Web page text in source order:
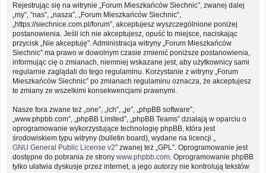
Rejestrując się na witrynie „Forum Mieszkańców Siechnic”, zwanej dalej
„my”, ”nas”, „nasza”, „Forum Mieszkańców Siechnic”,
„https://siechnice.com.pl/forum”, akceptujesz wyszczególnione poniżej
postanowienia. Jeśli ich nie akceptujesz, opuść to miejsce, naciskając
przycisk „Nie akceptuję”. Administracja witryny „Forum Mieszkańców
Siechnic” ma prawo w dowolnym czasie zmienić poniższe postanowienia,
informując cię o zmianach, niemniej wskazane jest, aby użytkownicy sami
regularnie zaglądali do tego regulaminu. Korzystanie z witryny „Forum
Mieszkańców Siechnic” po zmianach regulaminu oznacza, że akceptujesz
te zmiany ze wszelkimi konsekwencjami prawnymi.
Nasze fora zwane też „one”, „ich”, „je”, „phpBB software”,
„www.phpbb.com”, „phpBB Limited”, „phpBB Teams” działają w oparciu o
oprogramowanie wykorzystujące technologię phpBB, która jest
środowiskiem typu witryny (bulletin board), wydane na licencji „
GNU General Public License v2” zwanej też „GPL”. Oprogramowanie jest
dostępne do pobrania ze strony www.phpbb.com . Oprogramowanie phpBB
tylko ułatwia dyskusje przez internet, a jego autorzy nie kontrolują tekstów